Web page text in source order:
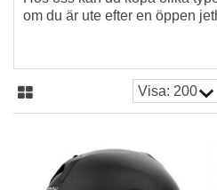
om du är ute efter en öppen